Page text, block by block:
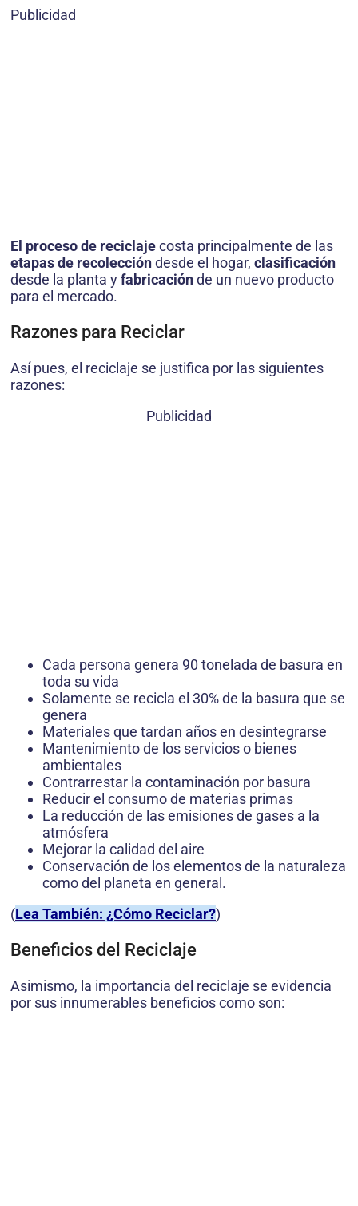
Publicidad
El proceso de reciclajecosta principalmente de las
etapas de recoleccióndesde el hogar, clasificación
desde la planta yfabricaciónde un nuevo producto
para el mercado.
Razones para Reciclar
Así pues, el reciclaje se justifica por las siguientes
razones:
Publicidad
Cada persona genera 90 tonelada de basura en
toda su vida
Solamente se recicla el 30% de la basura que se
genera
Materiales que tardan años en desintegrarse
Mantenimiento de los servicios o bienes
ambientales
Contrarrestar la contaminación por basura
Reducir el consumo de materias primas
La reducción de las emisiones de gases a la
atmósfera
Mejorar la calidad del aire
Conservación de los elementos de la naturaleza
como del planeta en general.
(Lea También: ¿Cómo Reciclar?)
Beneficios del Reciclaje
Asimismo, la importancia del reciclaje se evidencia
por sus innumerables beneficios como son: